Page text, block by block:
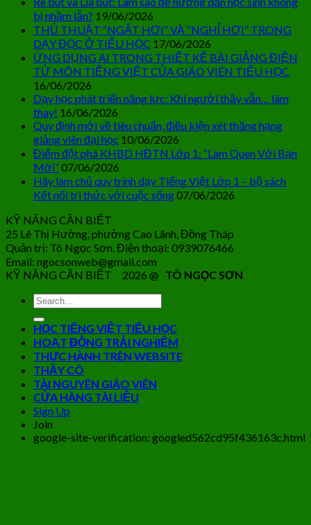
bị nhầm lẫn? 19/06/2026
THỦ THUẬT “NGẮT HƠI” VÀ “NGHỈ HƠI” TRONG
DẠY ĐỌC Ở TIỂU HỌC 17/06/2026
ỨNG DỤNG AI TRONG THIẾT KẾ BÀI GIẢNG ĐIỆN
TỬ MÔN TIẾNG VIỆT CỦA GIÁO VIÊN TIỂU HỌC
16/06/2026
Dạy học phát triển năng lực: Khi người thầy vẫn… làm
thay! 16/06/2026
Quy định mới về tiêu chuẩn, điều kiện xét thăng hạng
giảng viên đại học 10/06/2026
Điểm đột phá KHBD HĐTN Lớp 1: “Làm Quen Với Bạn
Mới”07/06/2026
Hãy làm chủ quy trình dạy Tiếng Việt Lớp 1 – bộ sách
Kết nối tri thức với cuộc sống07/06/2026
KỸ NĂNG CẦN BIẾT
25 Lê Thị Hường, phường Cao Lãnh, Đồng Tháp
Quản trị: Tô Ngọc Sơn. Điện thoại: 0939076466
Email: ngocsonweb@gmail.com
KỸ NĂNG CẦN BIẾT 2026 @ TÔ NGỌC SƠN
HỌC TIẾNG VIỆT TIỂU HỌC
HOẠT ĐỘNG TRẢI NGHIỆM
THỰC HÀNH TRÊN WEBSITE
THẦY CÔ
TÀI NGUYÊN GIÁO VIÊN
CỬA HÀNG TÀI LIỆU
Sign Up
Join
google-site-verification: googled562cd95f436163c.html